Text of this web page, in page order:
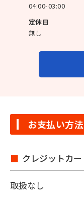
04:00-03:00
定休日
無し
お支払い方法
クレジットカー
取扱なし